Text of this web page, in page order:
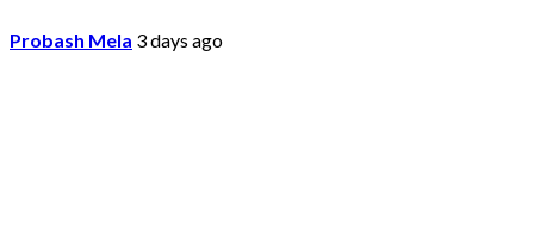
Probash Mela 3 days ago